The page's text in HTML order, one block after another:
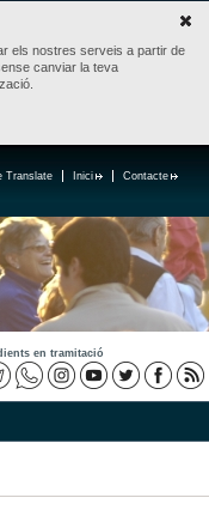
els nostres serveis a partir de
canviar la teva
Contacte
Inici
Translate
en tramitació